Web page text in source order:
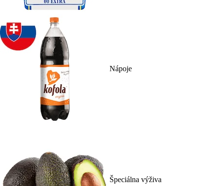
Nápoje
Špeciálna výživa